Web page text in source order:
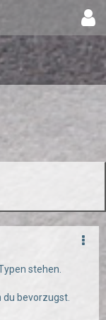
stehen.
du bevorzugst.